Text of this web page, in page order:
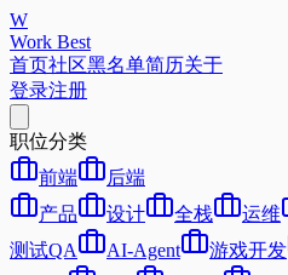
W
Work Best
首页社区黑名单简历关于
登录注册
职位分类
前端
后端
产品
设计 全栈 运维
测试QA
AI-Agent 游戏开发